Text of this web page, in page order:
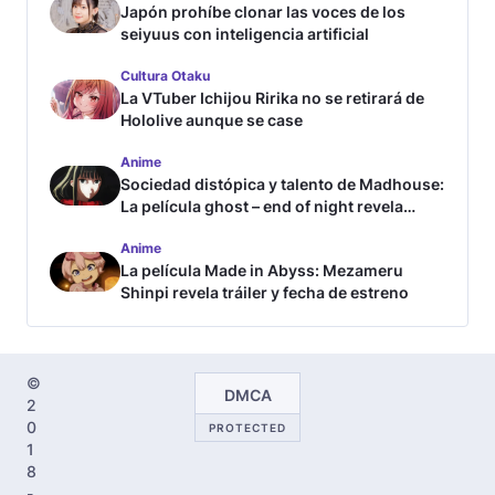
Japón prohíbe clonar las voces de los
seiyuus con inteligencia artificial
Cultura Otaku
La VTuber Ichijou Ririka no se retirará de
Hololive aunque se case
Anime
Sociedad distópica y talento de Madhouse:
La película ghost – end of night revela
Anime
La película Made in Abyss: Mezameru
Shinpi revela tráiler y fecha de estreno
©
2
0
1
8
DMCA
PROTECTED